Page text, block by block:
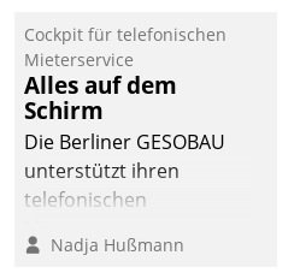
der
Wohnungswirtschaft“.
Bewerben können sich
dafür ein Team
bestehend aus
Wohnungsunternehmen
und PropTech.
Cockpit für telefonischen
Mieterservice
Alles auf dem
Schirm
Die Berliner GESOBAU
unterstützt ihren
telefonischen
digitalen Cockpit, das
Nadja Hußmann